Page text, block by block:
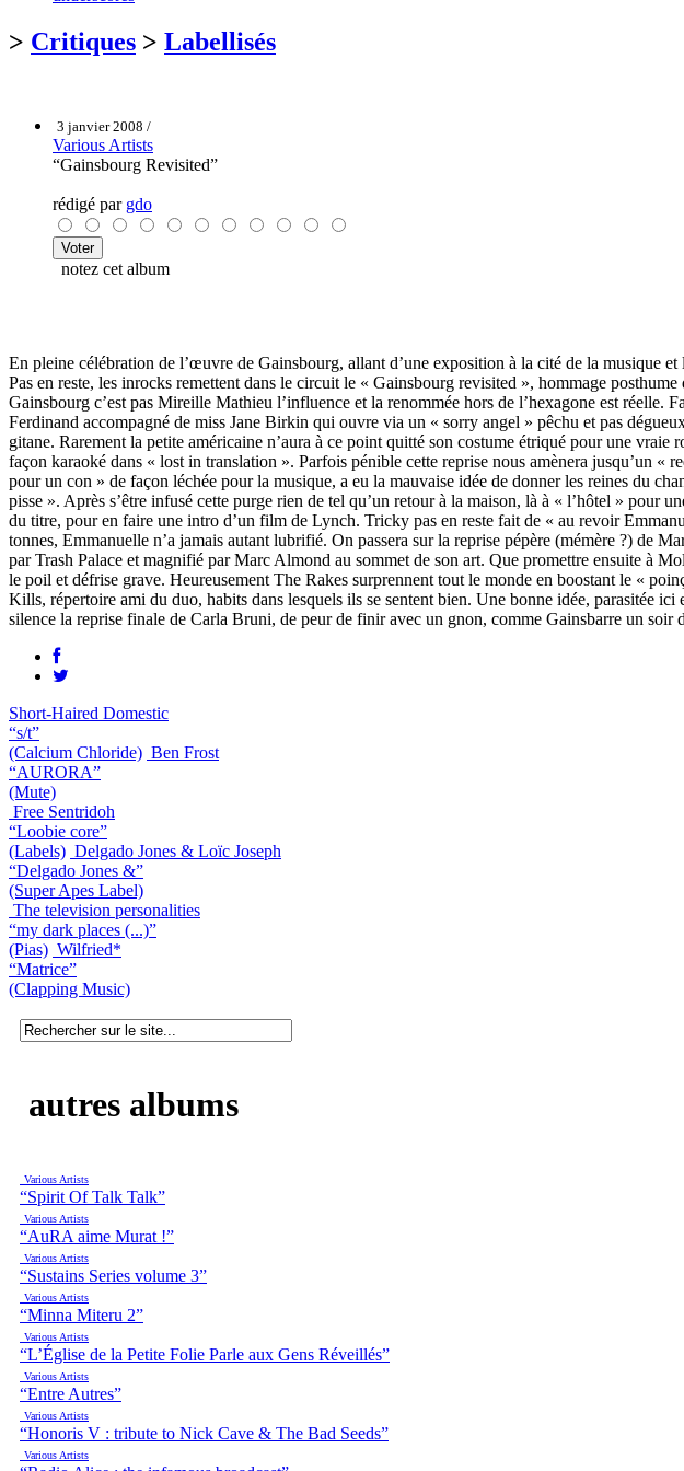
> Critiques > Labellisés
3 janvier 2008 /
Various Artists
“Gainsbourg Revisited”
rédigé par gdo
notez cet album
En pleine célébration de l’œuvre de Gainsbourg, allant d’une exposition à la cité de la musique
Pas en reste, les inrocks remettent dans le circuit le « Gainsbourg revisited », hommage
Gainsbourg c’est pas Mireille Mathieu l’influence et la renommée hors de l’hexagone est réelle.
Ferdinand accompagné de miss Jane Birkin qui ouvre via un « sorry angel » pêchu et pas
gitane. Rarement la petite américaine n’aura à ce point quitté son costume étriqué pour une
façon karaoké dans « lost in translation ». Parfois pénible cette reprise nous amènera jusqu’un
pour un con » de façon léchée pour la musique, a eu la mauvaise idée de donner les reines du
pisse ». Après s’être infusé cette purge rien de tel qu’un retour à la maison, là à « l’hôtel » pour
du titre, pour en faire une intro d’un film de Lynch. Tricky pas en reste fait de « au revoir
tonnes, Emmanuelle n’a jamais autant lubrifié. On passera sur la reprise pépère (mémère ?) de
par Trash Palace et magnifié par Marc Almond au sommet de son art. Que promettre ensuite à
le poil et défrise grave. Heureusement The Rakes surprennent tout le monde en boostant le «
Kills, répertoire ami du duo, habits dans lesquels ils se sentent bien. Une bonne idée, parasitée
silence la reprise finale de Carla Bruni, de peur de finir avec un gnon, comme Gainsbarre un soir
Short-Haired Domestic
“s/t”
(Calcium Chloride) Ben Frost
“AURORA”
(Mute)
Free Sentridoh
“Loobie core”
(Labels) Delgado Jones & Loïc Joseph
“Delgado Jones &”
(Super Apes Label)
The television personalities
“my dark places (...)”
(Pias) Wilfried*
“Matrice”
(Clapping Music)
autres albums
Various Artists
“Spirit Of Talk Talk”
Various Artists
“AuRA aime Murat !”
Various Artists
“Sustains Series volume 3”
Various Artists
“Minna Miteru 2”
Various Artists
“L’Église de la Petite Folie Parle aux Gens Réveillés”
Various Artists
“Entre Autres”
Various Artists
“Honoris V : tribute to Nick Cave & The Bad Seeds”
Various Artists